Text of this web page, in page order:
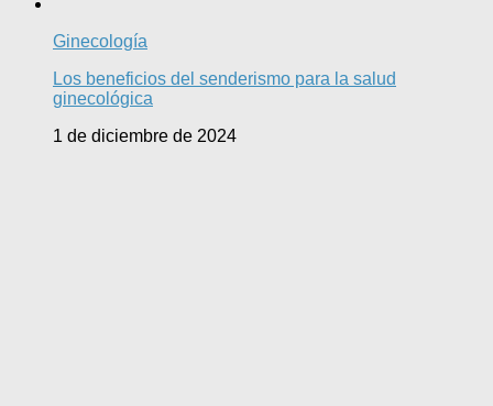
Ginecología
Los beneficios del senderismo para la salud
ginecológica
1 de diciembre de 2024